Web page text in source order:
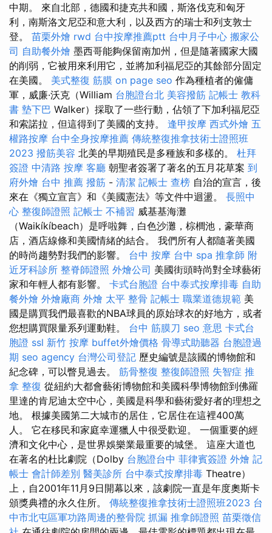
中期。 來自北部，德國和捷克共和國，斯洛伐克和匈牙
利，南斯洛文尼亞和意大利，以及西方的瑞士和列支敦士
登。 苗栗外燴 rwd 台中按摩推薦ptt 台中月子中心 搬家公
司 自助餐外燴 墨西哥能夠保留南加州，但是隨著國家大國
的削弱，它被用來利用它，並將加利福尼亞的其餘部分固定
在美國。 美式整復 筋膜 on page seo 作為種植者的僱傭
軍，威廉·沃克（William 台胞證台北 美容撥筋 記帳士 教科
書 墊下巴 Walker）採取了一些行動，佔領了下加利福尼亞
和索諾拉，但這得到了美國的支持。 逢甲按摩 西式外燴 五
權路按摩 台中全身按摩推薦 傳統整復推拿技術士證照班
2023 撥筋美容 北美的早期殖民是多種族和多樣的。 杜拜
簽證 中清路 按摩 客廳 朝聖者簽署了著名的五月花草案 到
府外燴 台中 推薦 撥筋 - 清潔 記帳士 查榜 自治的宣言，後
來在《獨立宣言》和《美國憲法》等文件中迴盪。 長照中
心 整復師證照 記帳士 不補習 威基基海灘
（Waikíkíbeach）是呼啦舞，白色沙灘，棕櫚池，豪華商
店，酒店線條和美國情緒的結合。 我們所有人都隨著美國
的時尚趨勢對我們的影響。 台中 按摩 台中 spa 推拿師 附
近牙科診所 整脊師證照 外燴公司 美國街頭時尚對全球藝術
家和年輕人都有影響。 卡式台胞證 台中泰式按摩排毒 自助
餐外燴 外燴廠商 外燴 太平 整骨 記帳士 職業道德規範 美
國是購買我們最喜歡的NBA球員的原始球衣的好地方，或者
您想購買限量系列運動鞋。 台中 筋膜刀 seo 意思 卡式台
胞證 ssl 新竹 按摩 buffet外燴價格 骨導式助聽器 台胞證過
期 seo agency 台灣公司登記 歷史編號是該國的博物館和
紀念碑，可以瞥見過去。 筋骨整復 整復師證照 失智症 推
拿 整復 從紐約大都會藝術博物館和美國科學博物館到佛羅
里達的肯尼迪太空中心，美國是科學和藝術愛好者的理想之
地。 根據美國第二大城市的居住，它居住在這裡400萬
人。 它在移民和家庭幸運獵人中很受歡迎。 一個重要的經
濟和文化中心，是世界娛樂業最重要的城堡。 這座大道也
在著名的杜比劇院（Dolby 台胞證台中 菲律賓簽證 外燴 記
帳士 會計師差別 醫美診所 台中泰式按摩排毒 Theatre）
上，自2001年11月9日開幕以來，該劇院一直是年度奧斯卡
頒獎典禮的永久住所。 傳統整復推拿技術士證照班2023 台
中市北屯區軍功路周邊的整骨院 抓漏 推拿師證照 苗栗徵信